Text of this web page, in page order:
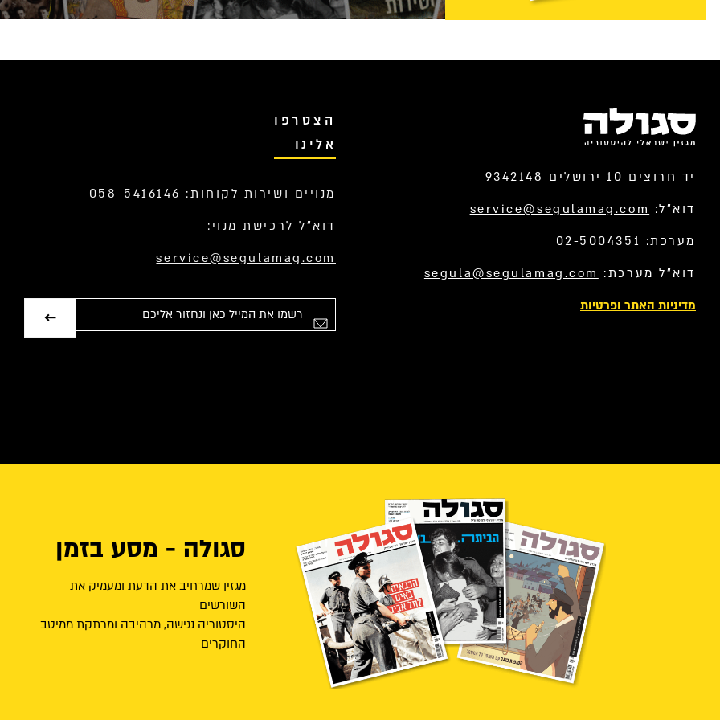
יד חרוצים 10 ירושלים 9342148
דוא”ל: service@segulamag.com
מערכת: 02-5004351
דוא”ל מערכת: segula@segulamag.com
מדיניות האתר ופרטיות
הצטרפו
אלינו
מנויים ושירות לקוחות: 058-5416146
דוא”ל לרכישת מנוי:
service@segulamag.com
סגולה - מסע בזמן
מגזין שמרחיב את הדעת ומעמיק את
השורשים
היסטוריה נגישה, מרהיבה ומרתקת ממיטב
החוקרים